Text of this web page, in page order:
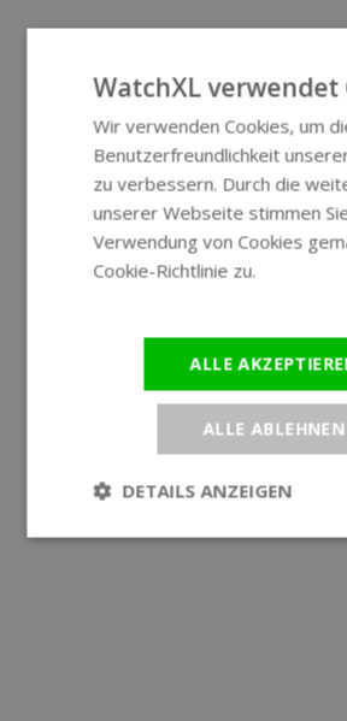
WatchXL verwendet
Wir verwenden Cookies, um
Benutzerfreundlichkeit
zu verbessern. Durch die
unserer Webseite stimmen
Verwendung von Cookies
Cookie-Richtlinie zu.
ALLE
ALLE ABLEHNEN
DETAILS ANZEIGEN